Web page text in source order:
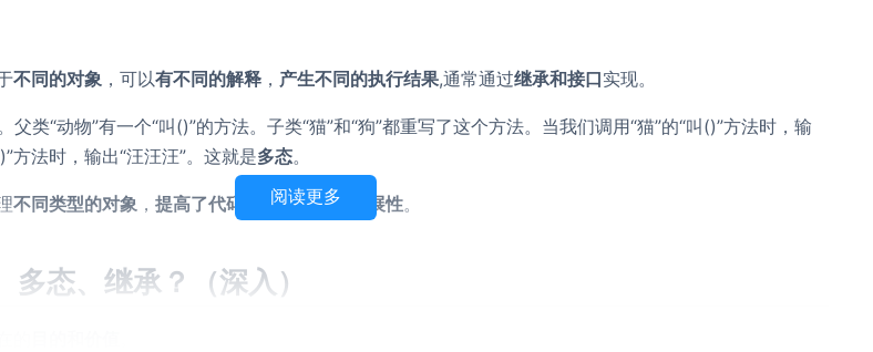
不同的对象 ，可以有不同的解释 ， 产生不同的执行结果,通常通过继承和接口实现。
父类“动物”有一个“叫()”的方法。子类“猫”和“狗”都重写了这个方法。当我们调用“猫”的“叫()”方法时，输
方法时，输出“汪汪汪”。这就是多态。
不同类型的对象 ， 提高了代码的灵活性和可扩展性。
态、继承？（深入）
阅读更多